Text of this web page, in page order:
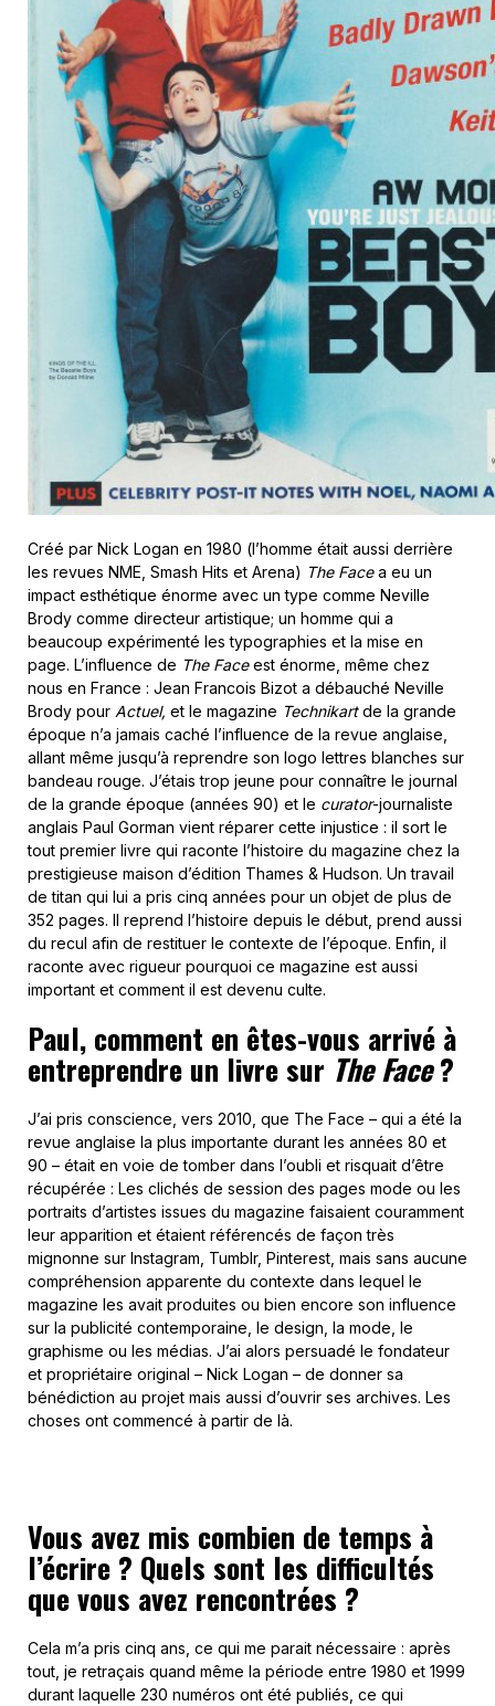
Créé par Nick Logan en 1980 (l’homme était aussi derrière
les revues NME, Smash Hits et Arena) The Facea eu un
impact esthétique énorme avec un type comme Neville
Brody comme directeur artistique; un homme qui a
beaucoup expérimenté les typographies et la mise en
page. L’influence de The Faceest énorme, même chez
nous en France : Jean Francois Bizot a débauché Neville
Brody pour Actuel, et le magazine Technikartde la grande
époque n’a jamais caché l’influence de la revue anglaise,
allant même jusqu’à reprendre son logo lettres blanches sur
bandeau rouge. J’étais trop jeune pour connaître le journal
de la grande époque (années 90) et le curator-journaliste
anglais Paul Gorman vient réparer cette injustice : il sort le
tout premier livre qui raconte l’histoire du magazine chez la
prestigieuse maison d’édition Thames & Hudson. Un travail
de titan qui lui a pris cinq années pour un objet de plus de
352 pages. Il reprend l’histoire depuis le début, prend aussi
du recul afin de restituer le contexte de l’époque. Enfin, il
raconte avec rigueur pourquoi ce magazine est aussi
important et comment il est devenu culte.
Paul, comment en êtes-vous arrivé à
entreprendre un livre sur The Face?
J’ai pris conscience, vers 2010, que The Face – qui a été la
revue anglaise la plus importante durant les années 80 et
90 – était en voie de tomber dans l’oubli et risquait d’être
récupérée : Les clichés de session des pages mode ou les
portraits d’artistes issues du magazine faisaient couramment
leur apparition et étaient référencés de façon très
mignonne sur Instagram, Tumblr, Pinterest, mais sans aucune
compréhension apparente du contexte dans lequel le
magazine les avait produites ou bien encore son influence
sur la publicité contemporaine, le design, la mode, le
graphisme ou les médias. J’ai alors persuadé le fondateur
et propriétaire original – Nick Logan – de donner sa
bénédiction au projet mais aussi d’ouvrir ses archives. Les
choses ont commencé à partir de là.
Vous avez mis combien de temps à
l’écrire ? Quels sont les difficultés
que vous avez rencontrées ?
Cela m’a pris cinq ans, ce qui me parait nécessaire : après
tout, je retraçais quand même la période entre 1980 et 1999
durant laquelle 230 numéros ont été publiés, ce qui